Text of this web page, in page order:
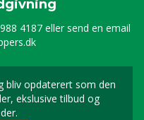
4187 eller send en email
bliv opdaterert som den
ekslusive tilbud og
dig vores